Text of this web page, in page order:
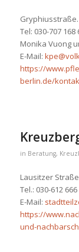
Gryphiusstraße.
Tel: 030-707 168
Monika Vuong
E-Mail:
https://
berlin.de/
in Beratung,
Lausitzer
Tel.: 030-612 666
E-Mail:
https://
und-